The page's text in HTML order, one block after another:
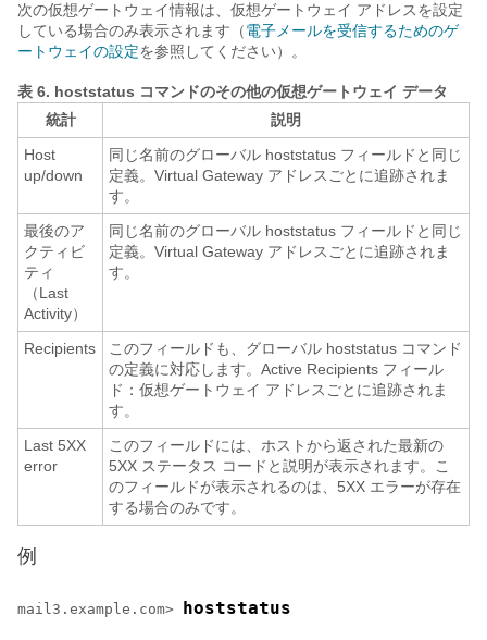
次の仮想ゲートウェイ情報は、仮想ゲートウェイ アドレスを設定
している場合のみ表示されます（電子メールを受信するためのゲ
ートウェイの設定を参照してください）。
表 6. hoststatus コマンドのその他の仮想ゲートウェイ データ
統計
説明
Host
up/down
同じ名前のグローバル hoststatus フィールドと同じ
定義。Virtual Gateway アドレスごとに追跡されま
す。
最後のア
クティビ
ティ
（Last
Activity）
同じ名前のグローバル hoststatus フィールドと同じ
定義。Virtual Gateway アドレスごとに追跡されま
す。
Recipients
このフィールドも、グローバル hoststatus コマンド
の定義に対応します。Active Recipients フィール
ド：仮想ゲートウェイ アドレスごとに追跡されま
す。
Last 5XX
error
このフィールドには、ホストから返された最新の
5XX ステータス コードと説明が表示されます。こ
のフィールドが表示されるのは、5XX エラーが存在
する場合のみです。
例
mail3.example.com> hoststatus